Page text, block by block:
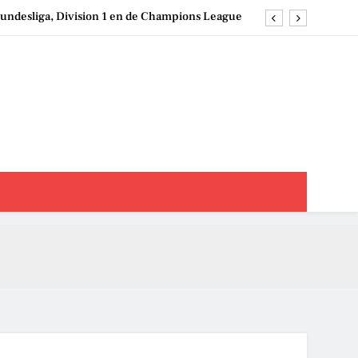
Division 1 en de Champions League
en interpreteren: een strategische aanpak
op damesvoetbal: een praktische gids